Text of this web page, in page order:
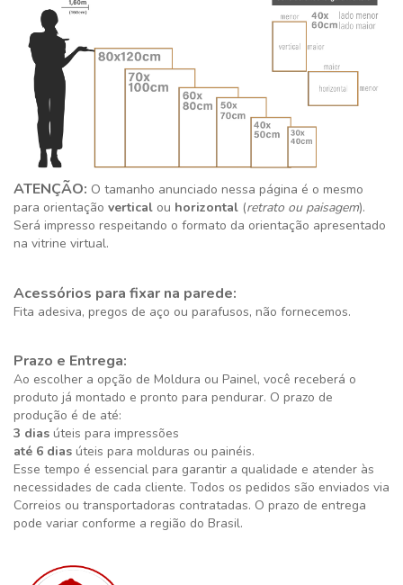
ATENÇÃO: O tamanho anunciado nessa página é o mesmo
para orientação vertical ou horizontal (retrato ou paisagem).
Será impresso respeitando o formato da orientação apresentado
na vitrine virtual.
Acessórios para fixar na parede:
Fita adesiva, pregos de aço ou parafusos, não fornecemos.
Prazo e Entrega:
Ao escolher a opção de Moldura ou Painel, você receberá o
produto já montado e pronto para pendurar. O prazo de
produção é de até:
3 dias úteis para impressões
até 6 dias úteis para molduras ou painéis.
Esse tempo é essencial para garantir a qualidade e atender às
necessidades de cada cliente. Todos os pedidos são enviados via
Correios ou transportadoras contratadas. O prazo de entrega
pode variar conforme a região do Brasil.